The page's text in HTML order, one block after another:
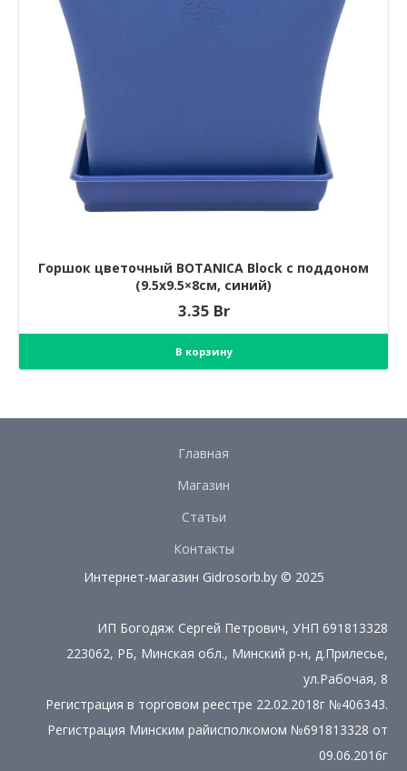
Горшок цветочный BOTANICA Block с поддоном
(9.5х9.5×8см, синий)
3.35 Br
В корзину
Главная
Магазин
Статьи
Контакты
Интернет-магазин Gidrosorb.by © 2025
ИП Богодяж Сергей Петрович, УНП ‎691813328
223062, РБ, Минская обл., Минский р-н, д.Прилесье,
ул.Рабочая, 8
Регистрация в торговом реестре 22.02.2018г №406343.
Регистрация Минским райисполкомом №691813328 от
09.06.2016г